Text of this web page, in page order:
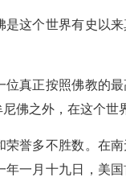
这个世界有史以
真正按照佛教的
佛之外，在这个世
誉多不胜数。在
一月十九日，美